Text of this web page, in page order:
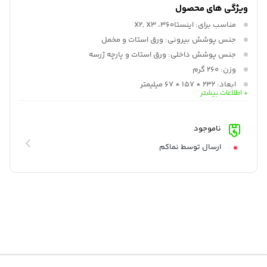
ویژگی های محصول
مناسب برای: اینستا360، X2, X3
جنس پوشش بیرونی: ورق استات و مخمل
جنس پوشش داخلی: ورق استات و پارچه ژرسه
وزن: 260 گرم
ابعاد: 232 * 157 * 67 میلیمتر
+ اطلاعات بیشتر
ناموجود
ارسال توسط نماکم